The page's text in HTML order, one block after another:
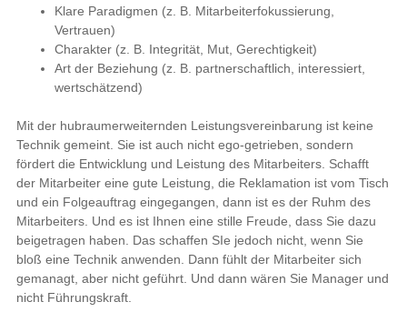
Klare Paradigmen (z. B. Mitarbeiterfokussierung,
Vertrauen)
Charakter (z. B. Integrität, Mut, Gerechtigkeit)
Art der Beziehung (z. B. partnerschaftlich, interessiert,
wertschätzend)
Mit der hubraumerweiternden Leistungsvereinbarung ist keine
Technik gemeint. Sie ist auch nicht ego-getrieben, sondern
fördert die Entwicklung und Leistung des Mitarbeiters. Schafft
der Mitarbeiter eine gute Leistung, die Reklamation ist vom Tisch
und ein Folgeauftrag eingegangen, dann ist es der Ruhm des
Mitarbeiters. Und es ist Ihnen eine stille Freude, dass Sie dazu
beigetragen haben. Das schaffen SIe jedoch nicht, wenn Sie
bloß eine Technik anwenden. Dann fühlt der Mitarbeiter sich
gemanagt, aber nicht geführt. Und dann wären Sie Manager und
nicht Führungskraft.